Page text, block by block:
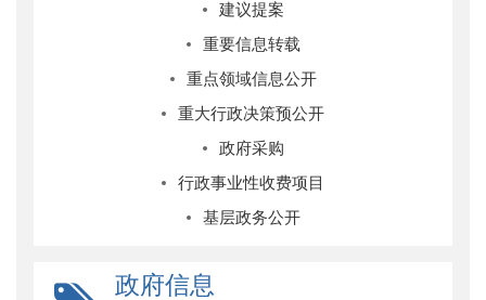
建议提案
重要信息转载
重点领域信息公开
重大行政决策预公开
政府采购
行政事业性收费项目
基层政务公开
政府信息